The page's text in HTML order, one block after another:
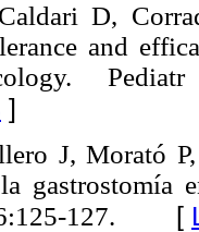
D,
and
]
J, Morató
gastrostomía
127. [